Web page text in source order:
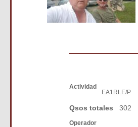
Actividad
EA1RLE/P
Qsos totales 302
Operador